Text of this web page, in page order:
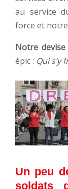
au service
force et
Notre devise
épic : Qui s’y
Un peu
soldats